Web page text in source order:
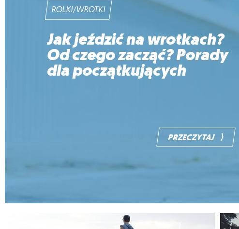
ROLKI/WROTKI
Jak jeździć na wrotkach?
Od czego zacząć? Porady
dla początkujących
PRZECZYTAJ ⟩